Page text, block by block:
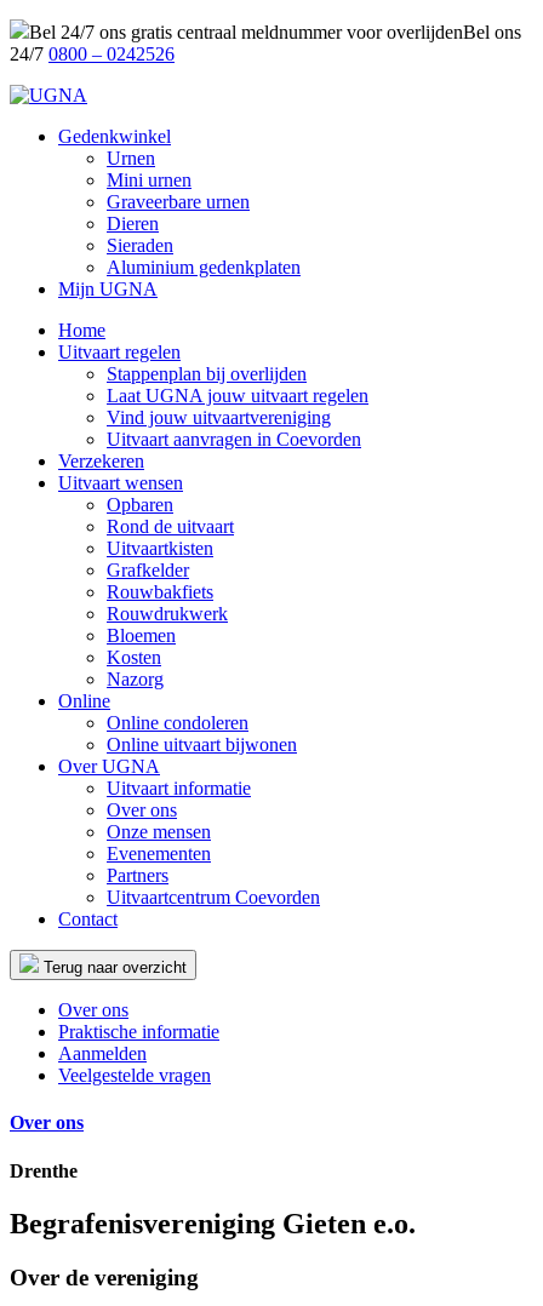
Bel 24/7 ons gratis centraal meldnummer voor overlijdenBel ons
24/7 0800 – 0242526
Gedenkwinkel
Urnen
Mini urnen
Graveerbare urnen
Dieren
Sieraden
Aluminium gedenkplaten
Mijn UGNA
Home
Uitvaart regelen
Stappenplan bij overlijden
Laat UGNA jouw uitvaart regelen
Vind jouw uitvaartvereniging
Uitvaart aanvragen in Coevorden
Verzekeren
Uitvaart wensen
Opbaren
Rond de uitvaart
Uitvaartkisten
Grafkelder
Rouwbakfiets
Rouwdrukwerk
Bloemen
Kosten
Nazorg
Online
Online condoleren
Online uitvaart bijwonen
Over UGNA
Uitvaart informatie
Over ons
Onze mensen
Evenementen
Partners
Uitvaartcentrum Coevorden
Contact
Terug naar overzicht
Over ons
Praktische informatie
Aanmelden
Veelgestelde vragen
Over ons
Drenthe
Begrafenisvereniging Gieten e.o.
Over de vereniging